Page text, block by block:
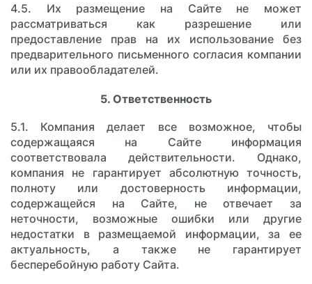
4.5. Их размещение на Сайте не может
рассматриваться как разрешение или
предоставление прав на их использование без
предварительного письменного согласия компании
или их правообладателей.
5. Ответственность
5.1. Компания делает все возможное, чтобы
содержащаяся на Сайте информация
соответствовала действительности. Однако,
компания не гарантирует абсолютную точность,
полноту или достоверность информации,
содержащейся на Сайте, не отвечает за
неточности, возможные ошибки или другие
недостатки в размещаемой информации, за ее
актуальность, а также не гарантирует
бесперебойную работу Сайта.